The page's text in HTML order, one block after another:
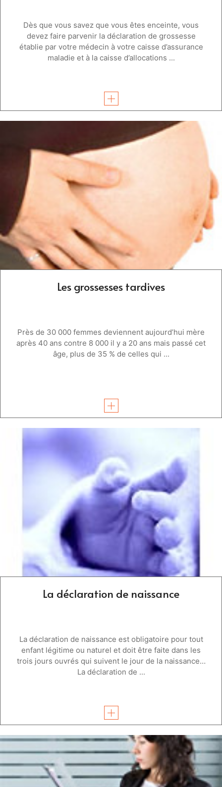
Dès que vous savez que vous êtes enceinte, vous
devez faire parvenir la déclaration de grossesse
établie par votre médecin à votre caisse d’assurance
maladie et à la caisse d’allocations ...
Les grossesses tardives
Près de 30 000 femmes deviennent aujourd’hui mère
après 40 ans contre 8 000 il y a 20 ans mais passé cet
âge, plus de 35 % de celles qui ...
La déclaration de naissance
La déclaration de naissance est obligatoire pour tout
enfant légitime ou naturel et doit être faite dans les
trois jours ouvrés qui suivent le jour de la naissance…
La déclaration de ...